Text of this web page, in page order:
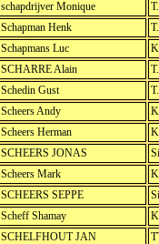
schapdrijver Monique
Schapman Henk
Schapmans Luc
SCHARRE Alain
Schedin Gust
Scheers Andy
Scheers Herman
SCHEERS JONAS
Scheers Mark
SCHEERS SEPPE
Scheff Shamay
SCHELFHOUT JAN